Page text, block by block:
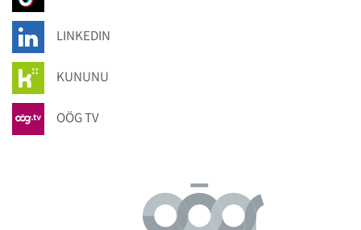
LINKEDIN
KUNUNU
OÖG TV